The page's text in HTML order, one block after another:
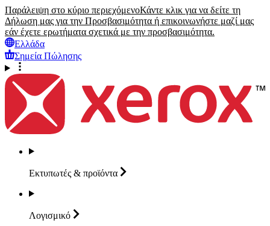
Παράλειψη στο κύριο περιεχόμενοΚάντε κλικ για να δείτε τη
Δήλωση μας για την Προσβασιμότητα ή επικοινωνήστε μαζί μας
εάν έχετε ερωτήματα σχετικά με την προσβασιμότητα.
Ελλάδα
Σημεία Πώλησης
Εκτυπωτές & προϊόντα
Λογισμικό